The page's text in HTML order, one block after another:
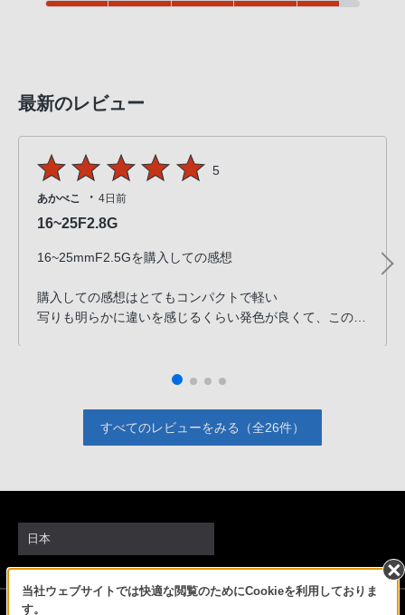
最新のレビュー
5
あかべこ ・ 4日前
16~25F2.8G
16~25mmF2.5Gを購入しての感想
購入しての感想はとてもコンパクトで軽い
写りも明らかに違いを感じるくらい発色が良くて、このレ
25mmスタートからの方が良いリズムで撮影出来ます
25mmまでで望遠が足りないとよく聞きますが、自分は
α7RM5を使っており、普段から2600MPで撮影してるの
ず、トレードオフでのコンパクトの恩恵を受けてます
すべてのレビューをみる（全26件）
当社ウェブサイトでは快適な閲覧のためにCookieを利用しておりま
す。
日本
ソニーストアでのお買い物にあたって